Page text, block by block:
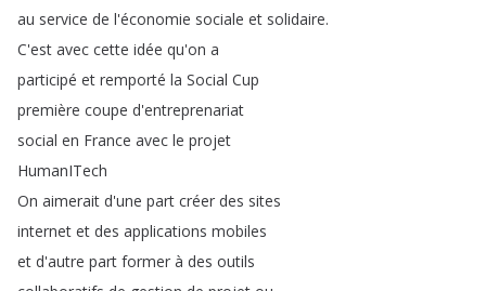
au service de l'économie sociale et solidaire.
C'est avec cette idée qu'on a
participé et remporté la Social Cup
première coupe d'entreprenariat
social en France avec le projet
HumanITech
On aimerait d'une part créer des sites
internet et des applications mobiles
et d'autre part former à des outils